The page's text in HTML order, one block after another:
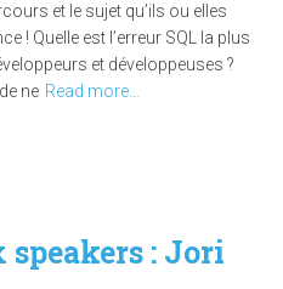
et le sujet qu’ils ou elles
! Quelle est l’erreur SQL la plus
et développeuses ?
ne Read more…
speakers : Jori